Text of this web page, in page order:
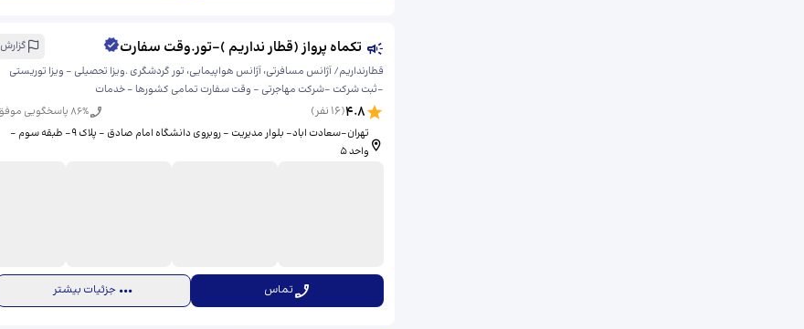
تکماه پرواز (قطار نداریم )-تور.وقت سفارت
گزارش
قطارنداریم/ آژانس مسافرتی، آژانس هواپیمایی، تور گردشگری .ویزا تحصیلی - ویزا توریستی
-ثبت شرکت -شرکت مهاجرتی - وقت سفارت تمامی کشورها - خدمات
4.8
(
16 نفر) 86% پاسخگویی موفق
تهران-سعادت اباد- بلوار مدیریت - روبروی دانشگاه امام صادق - پلاک 9- طبقه سوم -
واحد 5
تماس جزئیات بیشتر